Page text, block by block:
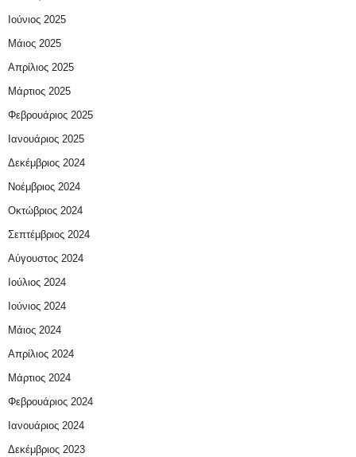
Ιούνιος 2025
Μάιος 2025
Απρίλιος 2025
Μάρτιος 2025
Φεβρουάριος 2025
Ιανουάριος 2025
Δεκέμβριος 2024
Νοέμβριος 2024
Οκτώβριος 2024
Σεπτέμβριος 2024
Αύγουστος 2024
Ιούλιος 2024
Ιούνιος 2024
Μάιος 2024
Απρίλιος 2024
Μάρτιος 2024
Φεβρουάριος 2024
Ιανουάριος 2024
Δεκέμβριος 2023